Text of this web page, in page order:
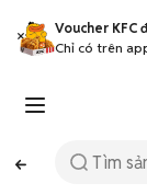
Voucher KFC
Chỉ có trên